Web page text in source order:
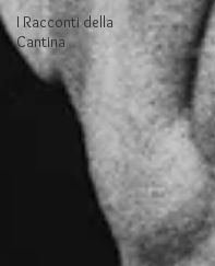
I Racconti della
Cantina